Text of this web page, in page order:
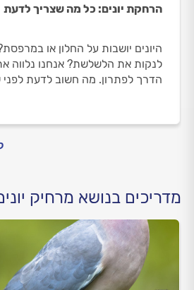
הרחקת יונים: כל מה שצריך לדעת
היונים יושבות על החלון או
לנקות את הלשלשת? אנחנו נלווה
הדרך לפתרון. מה חשוב לדעת לפני
מדריכים בנושא מרחיק